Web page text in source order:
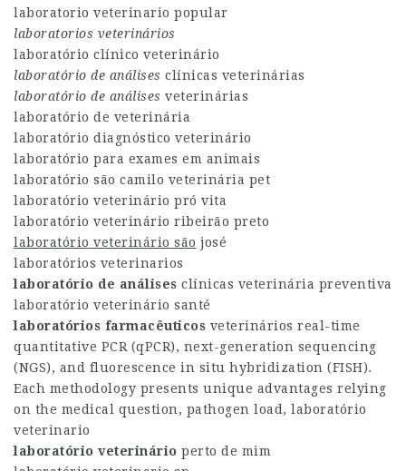
laboratorio veterinario popular
laboratorios veterinários
laboratório clínico veterinário
laboratório de análises clínicas veterinárias
laboratório de análises veterinárias
laboratório de veterinária
laboratório diagnóstico veterinário
laboratório para exames em animais
laboratório são camilo veterinária pet
laboratório veterinário pró vita
laboratório veterinário ribeirão preto
laboratório veterinário são josé
laboratórios veterinarios
laboratório de análises clínicas veterinária preventiva
laboratório veterinário santé
laboratórios farmacêuticos veterinários real-time
quantitative PCR (qPCR), next-generation sequencing
(NGS), and fluorescence in situ hybridization (FISH).
Each methodology presents unique advantages relying
on the medical question, pathogen load, laboratório
veterinario
laboratório veterinário perto de mim